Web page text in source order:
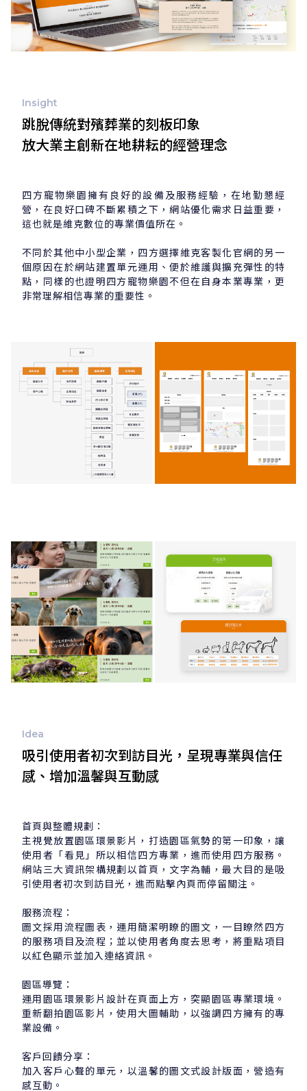
Insight
跳脫傳統對殯葬業的刻板印象
放大業主創新在地耕耘的經營理念
四方寵物樂園擁有良好的設備及服務經驗，在地勤懇經
營，在良好口碑不斷累積之下，網站優化需求日益重要，
這也就是維克數位的專業價值所在。
不同於其他中小型企業，四方選擇維克客製化官網的另一
個原因在於網站建置單元運用、便於維護與擴充彈性的特
點，同樣的也證明四方寵物樂園不但在自身本業專業，更
非常理解相信專業的重要性。
Idea
吸引使用者初次到訪目光，呈現專業與信任
感、增加溫馨與互動感
首頁與整體規劃：
主視覺放置園區環景影片，打造園區氣勢的第一印象，讓
使用者「看見」所以相信四方專業，進而使用四方服務。
網站三大資訊架構規劃以首頁，文字為輔，最大目的是吸
引使用者初次到訪目光，進而點擊內頁而停留關注。
服務流程：
圖文採用流程圖表，運用簡潔明瞭的圖文，一目瞭然四方
的服務項目及流程；並以使用者角度去思考，將重點項目
以紅色顯示並加入連絡資訊。
園區導覽：
運用園區環景影片設計在頁面上方，突顯園區專業環境。
重新翻拍園區影片，使用大圖輔助，以強調四方擁有的專
業設備。
客戶回饋分享：
加入客戶心聲的單元，以溫馨的圖文式設計版面，營造有
感互動。